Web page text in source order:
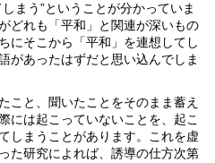
まう”ということが分かっていま
どれも「平和」と関連が深いもの
にそこから「平和」を連想してし
があったはずだと思い込んでしま
こと、聞いたことをそのまま蓄え
には起こっていないことを、起こ
しまうことがあります。これを虚
た研究によれば、誘導の仕方次第